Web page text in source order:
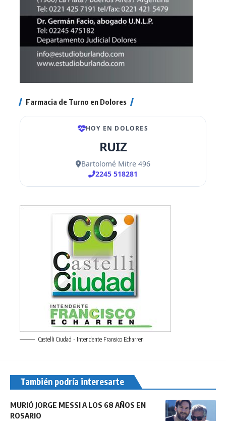
Farmacia de Turno en Dolores
Castelli Ciudad - Intendente Fransico Echarren
También podría interesarte
MURIÓ JORGE MESSI A LOS 68 AÑOS EN
ROSARIO